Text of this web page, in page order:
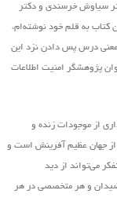
سیاوش خرسندی و دکتر
به قلم خود نوشته‌ام،
درس پس دادن نزد این
پژوهشگر امنیت اطلاعات
از موجودات زنده و
از جهان عظیم آفرینش است و
می‌تواند از دید
و هر متخصصی در هر